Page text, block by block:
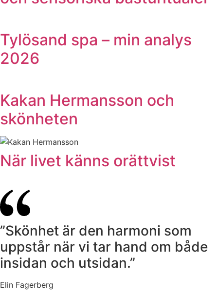
Tylösand spa – min analys
2026
Kakan Hermansson och
skönheten
När livet känns orättvist
”Skönhet är den harmoni som
uppstår när vi tar hand om både
insidan och utsidan.”
Elin Fagerberg